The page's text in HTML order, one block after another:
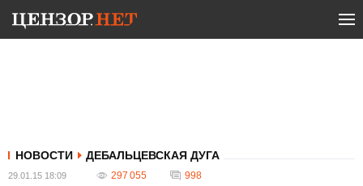
НОВОСТИ ДЕБАЛЬЦЕВСКАЯ ДУГА
29.01.15 18:09 297 055 998